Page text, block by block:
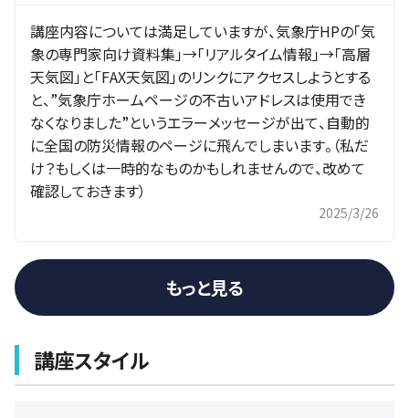
講座内容については満足していますが、気象庁HPの「気
象の専門家向け資料集」→「リアルタイム情報」→「高層
天気図」と「FAX天気図」のリンクにアクセスしようとする
と、”気象庁ホームページの不古いアドレスは使用でき
なくなりました”というエラーメッセージが出て、自動的
に全国の防災情報のページに飛んでしまいます。（私だ
け？もしくは一時的なものかもしれませんので、改めて
確認しておきます）
2025/3/26
もっと見る
講座スタイル